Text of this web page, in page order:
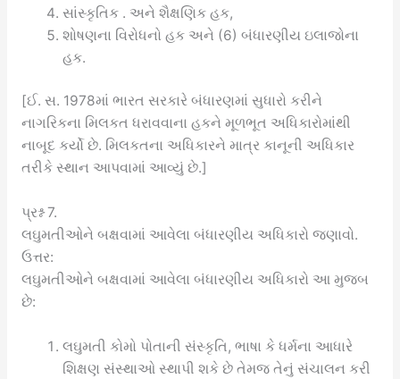
સાંસ્કૃતિક . અને શૈક્ષણિક હક,
શોષણના વિરોધનો હક અને (6) બંધારણીય ઇલાજોના
હક.
[ઈ. સ. 1978માં ભારત સરકારે બંધારણમાં સુધારો કરીને
નાગરિકના મિલકત ધરાવવાના હકને મૂળભૂત અધિકારોમાંથી
નાબૂદ કર્યો છે. મિલકતના અધિકારને માત્ર કાનૂની અધિકાર
તરીકે સ્થાન આપવામાં આવ્યું છે.]
પ્રશ્ન 7.
લઘુમતીઓને બક્ષવામાં આવેલા બંધારણીય અધિકારો જણાવો.
ઉત્તર:
લઘુમતીઓને બક્ષવામાં આવેલા બંધારણીય અધિકારો આ મુજબ
છે:
લઘુમતી કોમો પોતાની સંસ્કૃતિ, ભાષા કે ધર્મના આધારે
શિક્ષણ સંસ્થાઓ સ્થાપી શકે છે તેમજ તેનું સંચાલન કરી